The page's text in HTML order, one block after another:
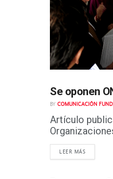
PRESENCIA EN
Se oponen
BY COMUNICACIÓN
Artículo
LEER MÁS